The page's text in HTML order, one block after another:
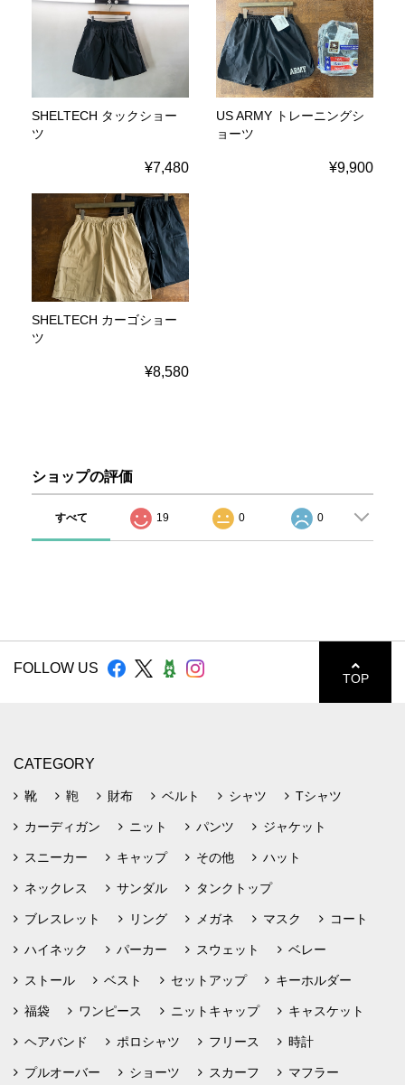
SHELTECH タックショー
ツ
¥7,480
US ARMY トレーニングシ
ョーツ
¥9,900
SHELTECH カーゴショー
ツ
¥8,580
ショップの評価
すべて 19 0 0
FOLLOW US
TOP
CATEGORY
靴 鞄 財布 ベルト シャツ Tシャツ
カーディガン ニット パンツ ジャケット
スニーカー キャップ その他 ハット
ネックレス サンダル タンクトップ
ブレスレット リング メガネ マスク コート
ハイネック パーカー スウェット ベレー
ストール ベスト セットアップ キーホルダー
福袋 ワンピース ニットキャップ キャスケット
ヘアバンド ポロシャツ フリース 時計
プルオーバー ショーツ スカーフ マフラー